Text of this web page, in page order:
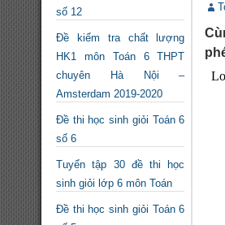
số 12
Đề kiểm tra chất lượng
HK1 môn Toán 6 THPT
chuyên Hà Nội –
Amsterdam 2019-2020
Đề thi học sinh giỏi Toán 6
số 6
Tuyển tập 30 đề thi học
sinh giỏi lớp 6 môn Toán
Đề thi học sinh giỏi Toán 6